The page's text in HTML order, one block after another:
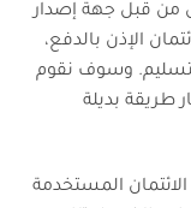
من قبل جهة إصدار
الإذن بالدفع،
وسوف نقوم
طريقة بديلة
المستخدمة